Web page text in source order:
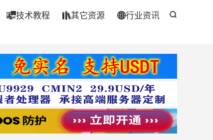

技术教程 其它资源 行业资讯